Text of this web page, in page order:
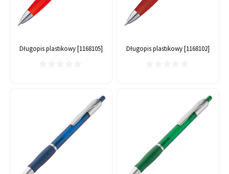
Długopis plastikowy [1168105] Długopis plastikowy [1168102]